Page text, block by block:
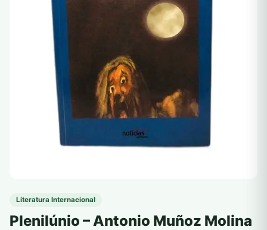
Literatura Internacional
Plenilúnio – Antonio Muñoz Molina